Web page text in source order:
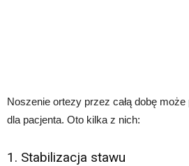
Noszenie ortezy przez całą dobę
dla pacjenta. Oto kilka z nich:
1. Stabilizacja stawu